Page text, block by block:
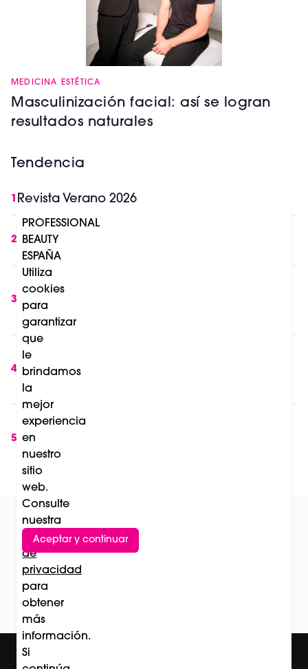
MEDICINA ESTÉTICA
Masculinización facial: así se logran
resultados naturales
Tendencia
1 Revista Verano 2026
2
IA y belleza profesional: lo que cambia en
Europa a partir de Agosto 2026
3
8 razones por las que la luz roja se está
convirtiendo en una tendencia de salud,
longevidad y belleza
4
day vitality patch de mesoestetic®: una
nueva solución para combatir la fatiga y los
sofocos durante la menopausia
5
Soleil de La Biosthétique: el lanzamiento que
transforma la protección solar en una
experiencia de belleza
Suscríbete al newsletter
PROFESSIONAL
BEAUTY
ESPAÑA
Utiliza
cookies
para
garantizar
que
le
brindamos
la
mejor
experiencia
en
nuestro
sitio
web.
Consulte
nuestra
Política
de
privacidad
para
obtener
más
información.
Si
Aceptar y continuar